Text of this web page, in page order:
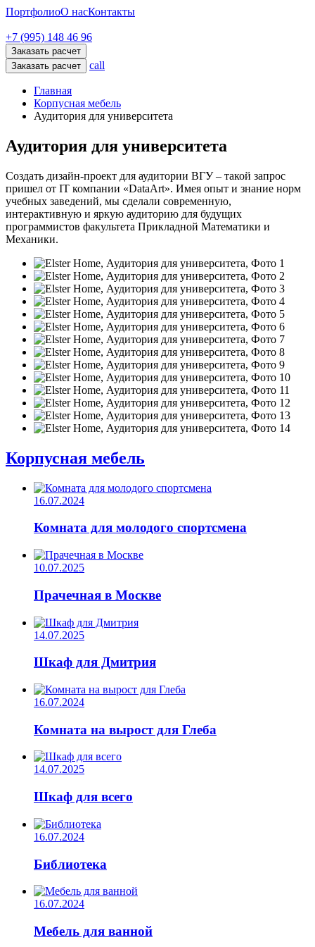
ПортфолиоО насКонтакты
+7 (995) 148 46 96
Заказать расчет
Заказать расчет
call
Главная
Корпусная мебель
Аудитория для университета
Аудитория для университета
Создать дизайн-проект для аудитории ВГУ – такой запрос
пришел от IT компании «DataArt». Имея опыт и знание норм
учебных заведений, мы сделали современную,
интерактивную и яркую аудиторию для будущих
программистов факультета Прикладной Математики и
Механики.
Корпусная мебель
16.07.2024
Комната для молодого спортсмена
10.07.2025
Прачечная в Москве
14.07.2025
Шкаф для Дмитрия
16.07.2024
Комната на вырост для Глеба
14.07.2025
Шкаф для всего
16.07.2024
Библиотека
16.07.2024
Мебель для ванной